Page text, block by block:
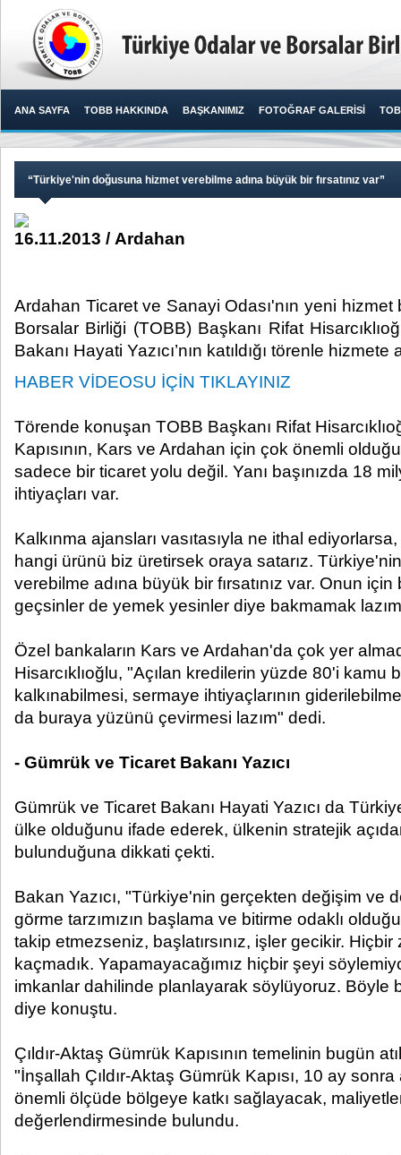
ANA SAYFA TOBB HAKKINDA BAŞKANIMIZ FOTOĞRAF GALERİSİ
“Türkiye'nin doğusuna hizmet verebilme adına büyük bir fırsatınız var”
16.11.2013 / Ardahan
Ardahan Ticaret ve Sanayi Odası'nın yeni hizmet
Borsalar Birliği (TOBB) Başkanı Rifat
Bakanı Hayati Yazıcı’nın katıldığı törenle hizmete
HABER VİDEOSU İÇİN TIKLAYINIZ
Törende konuşan TOBB Başkanı Rifat
Kapısının, Kars ve Ardahan için çok önemli
sadece bir ticaret yolu değil. Yanı başınızda 18
ihtiyaçları var.
Kalkınma ajansları vasıtasıyla ne ithal
hangi ürünü biz üretirsek oraya satarız.
verebilme adına büyük bir fırsatınız var. Onun
geçsinler de yemek yesinler diye bakmamak
Özel bankaların Kars ve Ardahan'da çok yer
Hisarcıklıoğlu, "Açılan kredilerin yüzde 80'i kamu
kalkınabilmesi, sermaye ihtiyaçlarının
da buraya yüzünü çevirmesi lazım" dedi.
- Gümrük ve Ticaret Bakanı Yazıcı
Gümrük ve Ticaret Bakanı Hayati Yazıcı da
ülke olduğunu ifade ederek, ülkenin stratejik
bulunduğuna dikkati çekti.
Bakan Yazıcı, "Türkiye'nin gerçekten değişim ve
görme tarzımızın başlama ve bitirme odaklı
takip etmezseniz, başlatırsınız, işler gecikir.
kaçmadık. Yapamayacağımız hiçbir şeyi
imkanlar dahilinde planlayarak söylüyoruz. Böyle
diye konuştu.
Çıldır-Aktaş Gümrük Kapısının temelinin bugün
"İnşallah Çıldır-Aktaş Gümrük Kapısı, 10 ay sonra
önemli ölçüde bölgeye katkı sağlayacak,
değerlendirmesinde bulundu.